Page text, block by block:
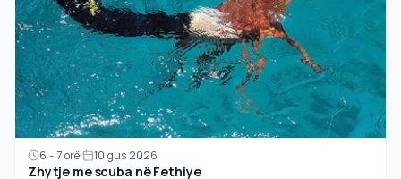
6 - 7 orë 10 gus 2026
Zhytje me scuba në Fethiye